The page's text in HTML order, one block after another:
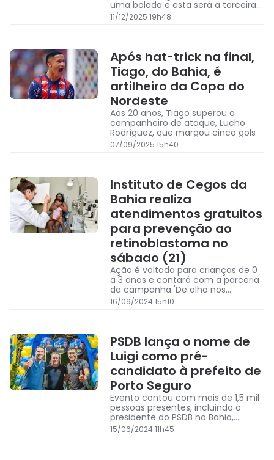
uma bolada e esta será a terceira
maior venda da história do clube
11/12/2025 19h48
Após hat-trick na final,
Tiago, do Bahia, é
artilheiro da Copa do
Nordeste
Aos 20 anos, Tiago superou o
companheiro de ataque, Lucho
Rodríguez, que margou cinco gols
07/09/2025 15h40
Instituto de Cegos da
Bahia realiza
atendimentos gratuitos
para prevenção ao
retinoblastoma no
sábado (21)
Ação é voltada para crianças de 0
a 3 anos e contará com a parceria
da campanha 'De olho nos
olhinhos', de Tiago Leifert e Daiana
Garbin
16/09/2024 15h10
PSDB lança o nome de
Luigi como pré-
candidato à prefeito de
Porto Seguro
Evento contou com mais de 1,5 mil
pessoas presentes, incluindo o
presidente do PSDB na Bahia,
deputado Tiago Correia
15/06/2024 11h45